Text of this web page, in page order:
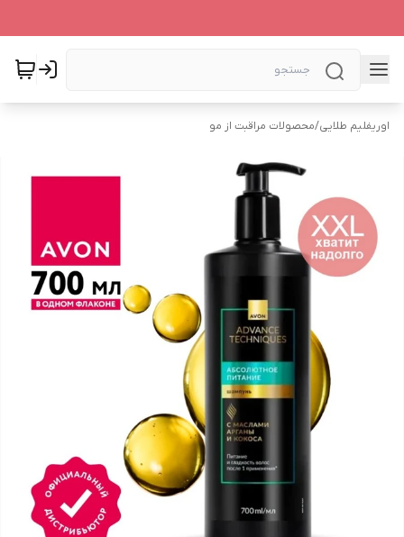
اوریفلیم طلایی/محصولات مراقبت از مو